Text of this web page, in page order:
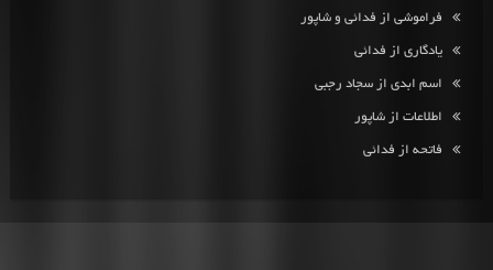
فراموشی از فدائی و شاپور
یادگاری از فدائی
اسم ابدی از سجاد رجبی
اطلاعات از شاپور
فاتحه از فدائی